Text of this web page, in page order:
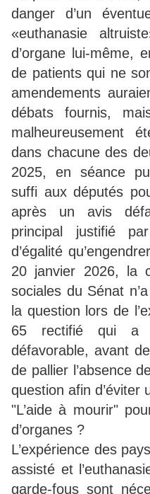
danger d’un
«euthanasie
d’organe lui-même,
de patients qui ne
amendements
débats fournis,
malheureusement
dans chacune des
2025, en séance
suffi aux députés
après un avis
principal justifié
d’égalité
20 janvier 2026, la
sociales du Sénat
la question lors de
65 rectifié qui a
défavorable, avant
de pallier l’absence
question afin d’éviter
"L’aide à mourir"
d’organes ?
L’expérience des
assisté et
garde-fous sont